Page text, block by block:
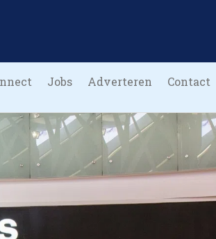
Jobs Adverteren Contact